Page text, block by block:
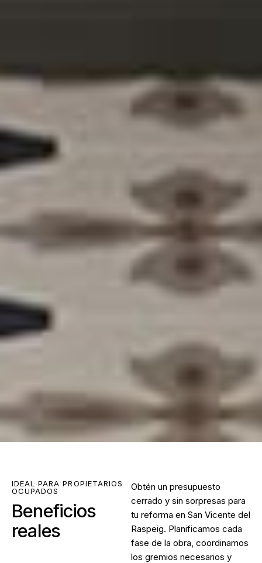
IDEAL PARA PROPIETARIOS
OCUPADOS
Beneficios
reales
Obtén un presupuesto
cerrado y sin sorpresas para
tu reforma en San Vicente del
Raspeig. Planificamos cada
fase de la obra, coordinamos
los gremios necesarios y